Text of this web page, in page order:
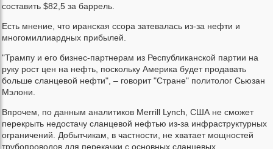
составить $82,5 за баррель.
Есть мнение, что иранская ссора затевалась из-за нефти и
многомиллиардных прибылей.
"Трампу и его бизнес-партнерам из Республиканской партии на
руку рост цен на нефть, поскольку Америка будет продавать
больше сланцевой нефти", – говорит "Стране" политолог Сьюзан
Мэлони.
Впрочем, по данным аналитиков Merrill Lynch, США не сможет
перекрыть недостачу сланцевой нефтью из-за инфраструктурных
ограничений. Добытчикам, в частности, не хватает мощностей
трубопроводов для перекачки с основных сланцевых